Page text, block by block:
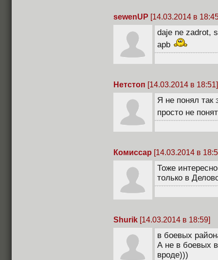
sewenUP [14.03.2014 в
daje ne zadrot,
apb
Нетстоп [14.03.2014 в 18:51]
Я не понял
просто не
Комиссар [14.03.2014 в
Тоже
только в
Shurik [14.03.2014 в 18:59]
в боевых
А не в боевых
вроде)))